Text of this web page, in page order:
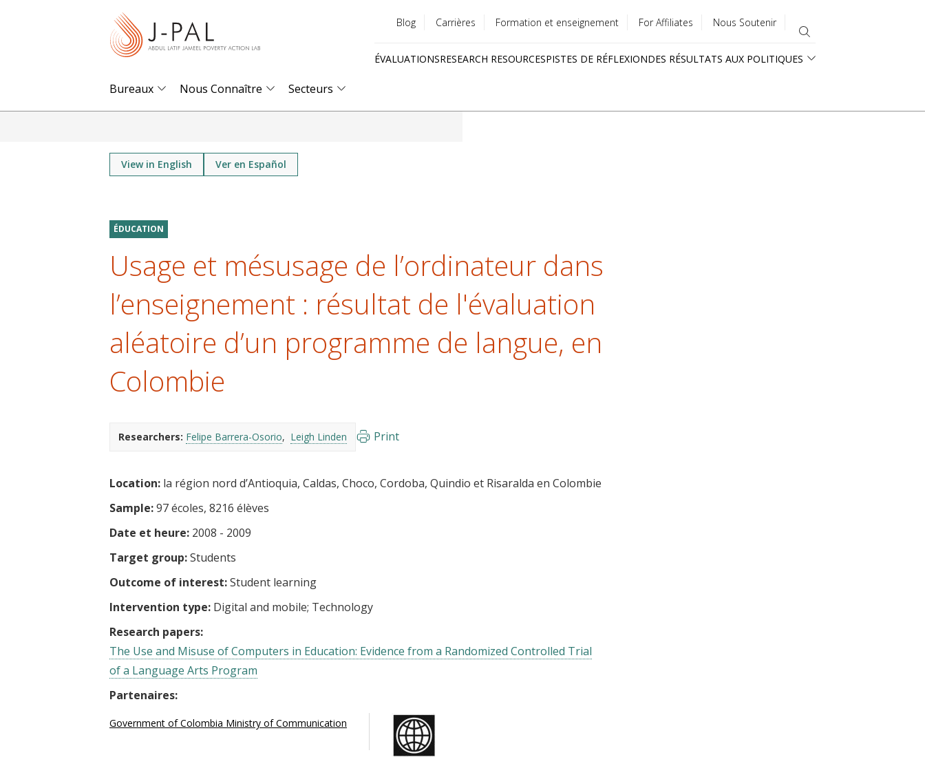
menu
Blog Carrières Formation et enseignement For Affiliates Nous Soutenir
ÉVALUATIONSRESEARCH RESOURCESPISTES DE RÉFLEXIONDES RÉSULTATS AUX POLITIQUES
Bureaux Nous Connaître Secteurs
View in English Ver en Español
ÉDUCATION
Usage et mésusage de l’ordinateur dans
l’enseignement : résultat de l'évaluation
aléatoire d’un programme de langue, en
Colombie
Researchers: Felipe Barrera-Osorio Leigh Linden Print
Location: la région nord d’Antioquia, Caldas, Choco, Cordoba, Quindio et Risaralda en Colombie
Sample:97 écoles, 8216 élèves
Date et heure: 2008 - 2009
Target group:Students
Outcome of interest:Student learning
Intervention type: Digital and mobile Technology
Research papers:
The Use and Misuse of Computers in Education: Evidence from a Randomized Controlled Trial
of a Language Arts Program
Partenaires:
Government of Colombia Ministry of Communication